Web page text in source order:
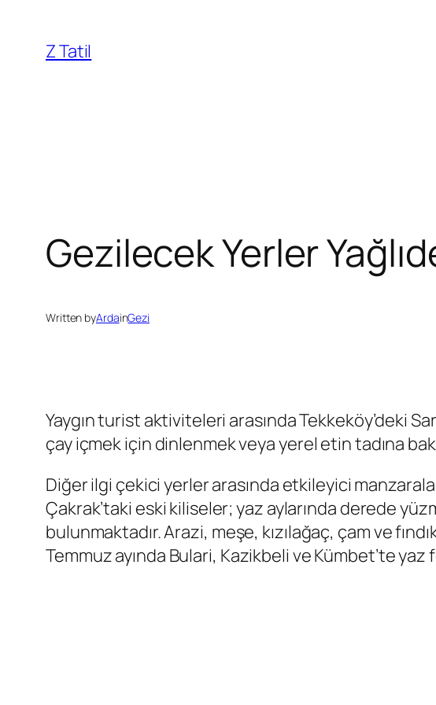
Z Tatil
Gezilecek Yerler
Written byArdainGezi
Yaygın turist aktiviteleri arasında Tekkeköy’deki
çay içmek için dinlenmek veya yerel etin tadına
Diğer ilgi çekici yerler arasında etkileyici
Çakrak’taki eski kiliseler; yaz aylarında derede
bulunmaktadır. Arazi, meşe, kızılağaç, çam ve
Temmuz ayında Bulari, Kazikbeli ve Kümbet’te